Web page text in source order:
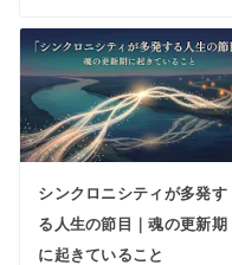
シンクロニシティが多発す
る人生の節目｜魂の更新期
に起きていること